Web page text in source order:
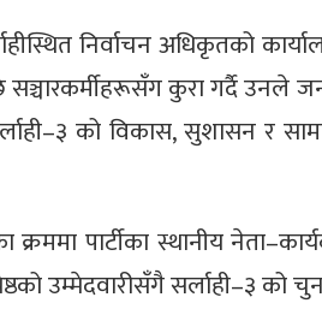
निर्वाचन अधिकृतको
सञ्चारकर्मीहरूसँग कुरा गर्दै उनले
को विकास, सुशासन र
क्रममा पार्टीका स्थानीय
उम्मेदवारीसँगै सर्लाही–३ को